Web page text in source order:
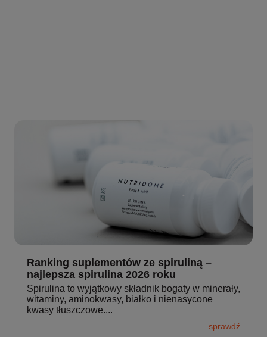
Ranking suplementów ze spiruliną –
najlepsza spirulina 2026 roku
Spirulina to wyjątkowy składnik bogaty w minerały,
witaminy, aminokwasy, białko i nienasycone
kwasy tłuszczowe....
sprawdź